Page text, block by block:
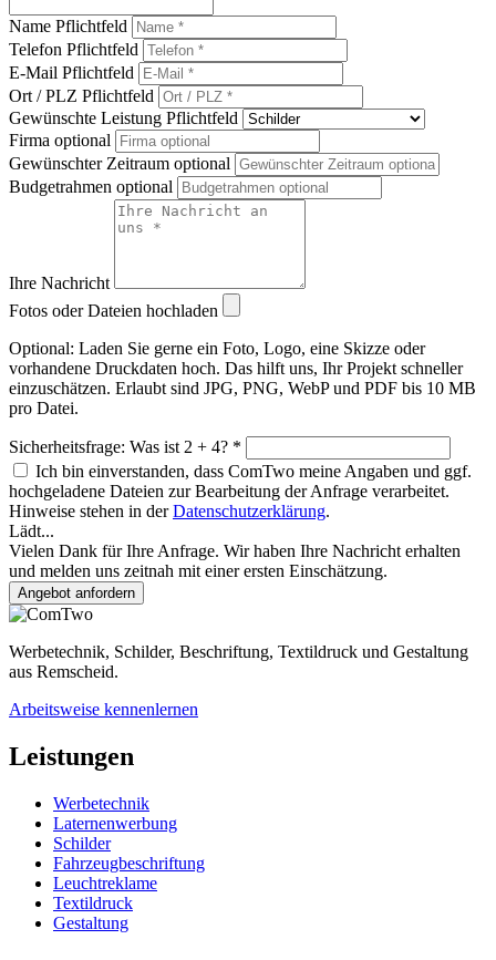
Name Pflichtfeld
Telefon Pflichtfeld
E-Mail Pflichtfeld
Ort / PLZ Pflichtfeld
Gewünschte Leistung Pflichtfeld
Firma optional
Gewünschter Zeitraum optional
Budgetrahmen optional
Ihre Nachricht
Fotos oder Dateien hochladen
Optional: Laden Sie gerne ein Foto, Logo, eine Skizze oder
vorhandene Druckdaten hoch. Das hilft uns, Ihr Projekt schneller
einzuschätzen. Erlaubt sind JPG, PNG, WebP und PDF bis 10 MB
pro Datei.
Sicherheitsfrage: Was ist 2 + 4? *
Ich bin einverstanden, dass ComTwo meine Angaben und ggf.
hochgeladene Dateien zur Bearbeitung der Anfrage verarbeitet.
Hinweise stehen in derDatenschutzerklärung.
Lädt...
Vielen Dank für Ihre Anfrage. Wir haben Ihre Nachricht erhalten
und melden uns zeitnah mit einer ersten Einschätzung.
Angebot anfordern
Werbetechnik, Schilder, Beschriftung, Textildruck und Gestaltung
aus Remscheid.
Arbeitsweise kennenlernen
Leistungen
Werbetechnik
Laternenwerbung
Schilder
Fahrzeugbeschriftung
Leuchtreklame
Textildruck
Gestaltung